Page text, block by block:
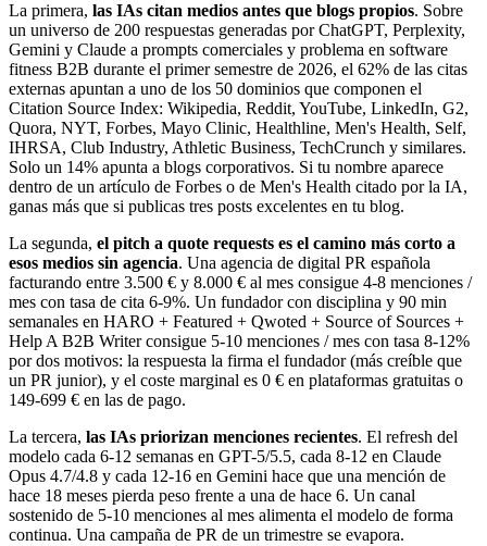
La primera, las IAs citan medios antes que blogs propios. Sobre
un universo de 200 respuestas generadas por ChatGPT, Perplexity,
Gemini y Claude a prompts comerciales y problema en software
fitness B2B durante el primer semestre de 2026, el 62% de las citas
externas apuntan a uno de los 50 dominios que componen el
Citation Source Index: Wikipedia, Reddit, YouTube, LinkedIn, G2,
Quora, NYT, Forbes, Mayo Clinic, Healthline, Men's Health, Self,
IHRSA, Club Industry, Athletic Business, TechCrunch y similares.
Solo un 14% apunta a blogs corporativos. Si tu nombre aparece
dentro de un artículo de Forbes o de Men's Health citado por la IA,
ganas más que si publicas tres posts excelentes en tu blog.
La segunda, el pitch a quote requests es el camino más corto a
esos medios sin agencia. Una agencia de digital PR española
facturando entre 3.500 € y 8.000 € al mes consigue 4-8 menciones /
mes con tasa de cita 6-9%. Un fundador con disciplina y 90 min
semanales en HARO + Featured + Qwoted + Source of Sources +
Help A B2B Writer consigue 5-10 menciones / mes con tasa 8-12%
por dos motivos: la respuesta la firma el fundador (más creíble que
un PR junior), y el coste marginal es 0 € en plataformas gratuitas o
149-699 € en las de pago.
La tercera, las IAs priorizan menciones recientes. El refresh del
modelo cada 6-12 semanas en GPT-5/5.5, cada 8-12 en Claude
Opus 4.7/4.8 y cada 12-16 en Gemini hace que una mención de
hace 18 meses pierda peso frente a una de hace 6. Un canal
sostenido de 5-10 menciones al mes alimenta el modelo de forma
continua. Una campaña de PR de un trimestre se evapora.